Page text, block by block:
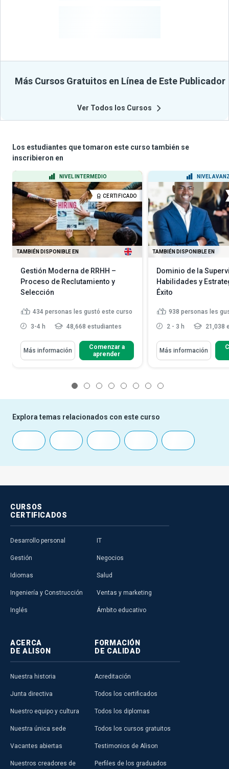
Más Cursos Gratuitos en Línea de Este Publicador
Ver Todos los Cursos
Los estudiantes que tomaron este curso también se
inscribieron en
NIVEL INTERMEDIO
CERTIFICADO
TAMBIÉN DISPONIBLE EN
Gestión Moderna de RRHH –
Proceso de Reclutamiento y
Selección
434 personas les gustó este curso
3-4 h 48,668 estudiantes
Más información
Comenzar a
aprender
NIVEL
TAMBIÉN DISPONIBLE EN
Dominio de la
Habilidades y
Éxito
938 personas les
2 - 3 h 21,038
Más información
Explora temas relacionados con este curso
CURSOS
CERTIFICADOS
Desarrollo personal
Gestión
Idiomas
Ingeniería y Construcción
Inglés
IT
Negocios
Salud
Ventas y marketing
Ámbito educativo
ACERCA
DE ALISON
Nuestra historia
Junta directiva
Nuestro equipo y cultura
Nuestra única sede
Vacantes abiertas
Nuestros creadores de
FORMACIÓN
DE CALIDAD
Acreditación
Todos los certificados
Todos los diplomas
Todos los cursos gratuitos
Testimonios de Alison
Perfiles de los graduados